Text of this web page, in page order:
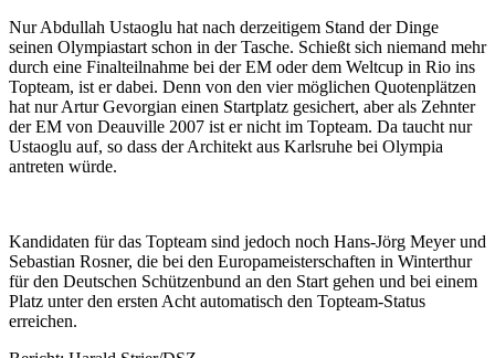
Nur Abdullah Ustaoglu hat nach derzeitigem Stand der Dinge
seinen Olympiastart schon in der Tasche. Schießt sich niemand mehr
durch eine Finalteilnahme bei der EM oder dem Weltcup in Rio ins
Topteam, ist er dabei. Denn von den vier möglichen Quotenplätzen
hat nur Artur Gevorgian einen Startplatz gesichert, aber als Zehnter
der EM von Deauville 2007 ist er nicht im Topteam. Da taucht nur
Ustaoglu auf, so dass der Architekt aus Karlsruhe bei Olympia
antreten würde.
Kandidaten für das Topteam sind jedoch noch Hans-Jörg Meyer und
Sebastian Rosner, die bei den Europameisterschaften in Winterthur
für den Deutschen Schützenbund an den Start gehen und bei einem
Platz unter den ersten Acht automatisch den Topteam-Status
erreichen.